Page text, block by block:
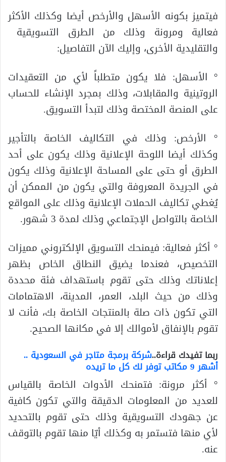
فيتميز بكونه الأسهل والأرخص أيضا وكذلك الأكثر
فعالية ومرونة وذلك من الطرق التسويقية
والتقليدية الأخرى، وإليك الآن التفاصيل:
° الأسهل: فلا يكون متطلباً لأي من التعقيدات
الروتينية والمقابلات، وذلك بمجرد الإنشاء للحساب
على المنصة المختصة وذلك لتبدأ التسويق.
° الأرخص: وذلك في التكاليف الخاصة بالتأجير
وكذلك أيضا اللوحة الإعلانية وذلك يكون على أحد
الطرق أو حتى على المساحة الإعلانية وذلك يكون
في الجريدة المعروفة والتي يكون من الممكن أن
يُغطي تكاليف الحملات الإعلانية وذلك على المواقع
الخاصة بالتواصل الإجتماعي وذلك لمدة 3 شهور.
° أكثر فعالية: فيمنحك التسويق الإلكتروني مميزات
التخصيص، فعندما يضيق النطاق الخاص بظهر
إعلاناتك وذلك حتى تقوم باستهداف فئة محددة
وذلك من حيث البلد، العمر، المدينة، الاهتمامات
التي تكون ذات صلة بالمنتجات الخاصة بك، فأنت لا
تقوم بالإنفاق لأموالك إلا في مكانها الصحيح.
ربما تفيدك قراءة..شركة برمجة متاجر في السعودية ..
أشهر 9 مكاتب توفر لك كل ما تريده
° أكثر مرونة: فتمنحك الأدوات الخاصة بالقياس
للعديد من المعلومات الدقيقة والتي تكون كافية
عن جهودك التسويقية وذلك حتى تقوم بالتحديد
لأي منها فتستمر به وكذلك أيّا منها تقوم بالتوقف
عنه.